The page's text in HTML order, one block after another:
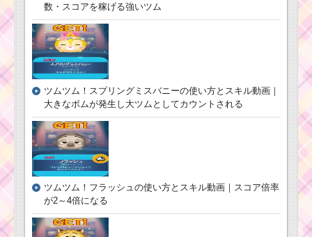
数・スコアを稼げる強いツム
ツムツム！スプリングミスバニーの使い方とスキル動画｜
大きなボムが発生し大ツムとしてカウントされる
ツムツム！フラッシュの使い方とスキル動画｜スコア倍率
が2～4倍になる